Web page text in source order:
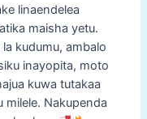
linaendelea
maisha yetu.
kudumu, ambalo
inayopita, moto
kuwa tutakaa
milele. Nakupenda